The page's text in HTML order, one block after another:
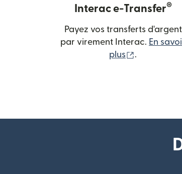
Interac e-Transfer®
Payez vos transferts d'argent
par virement Interac. En
plus
(s'ouvre
.